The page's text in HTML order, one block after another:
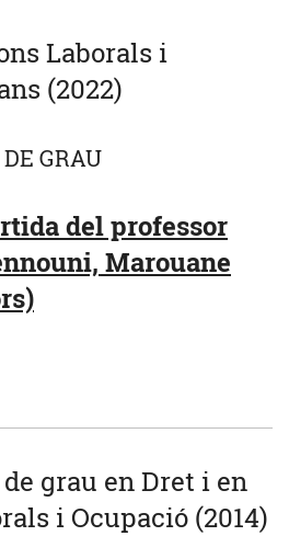
Laborals i
(2022)
GRAU
del professor
Marouane
grau en Dret i en
i Ocupació (2014)